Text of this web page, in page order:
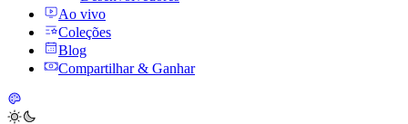
Ao vivo
Coleções
Blog
Compartilhar & Ganhar